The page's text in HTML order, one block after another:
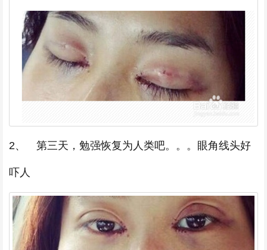
2、 第三天，勉强恢复为人类吧。。。眼角线头好
吓人